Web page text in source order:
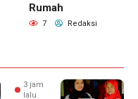
Rumah
7 Redaksi
3 jam
lalu